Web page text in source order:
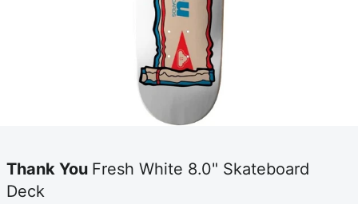
Thank You Fresh White 8.0" Skateboard
Deck